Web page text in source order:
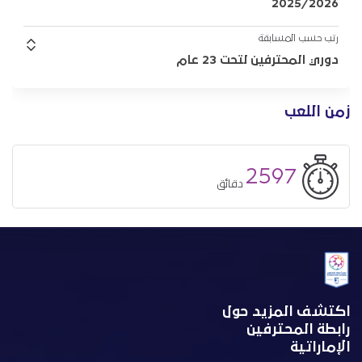
زمن اللعب
2597 دقائق
2025/2026
رتب حسب المسابقة
دوري المحترفين لتحت 23 عام
اكتشف المزيد حول
رابطة المحترفين
الإماراتية